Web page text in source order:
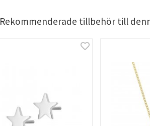
Rekommenderade tillbehör till